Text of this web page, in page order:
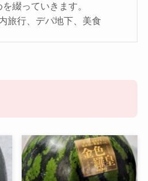
綴っていきます。
旅行、デパ地下、美食